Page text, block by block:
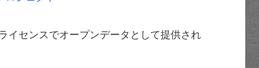
イセンスでオープンデータとして提供され